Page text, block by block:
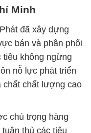
Minh
đã xây dựng
bán và phân phối
tiêu không ngừng
nỗ lực phát triển
chất chất lượng cao
chú trọng hàng
thủ các tiêu